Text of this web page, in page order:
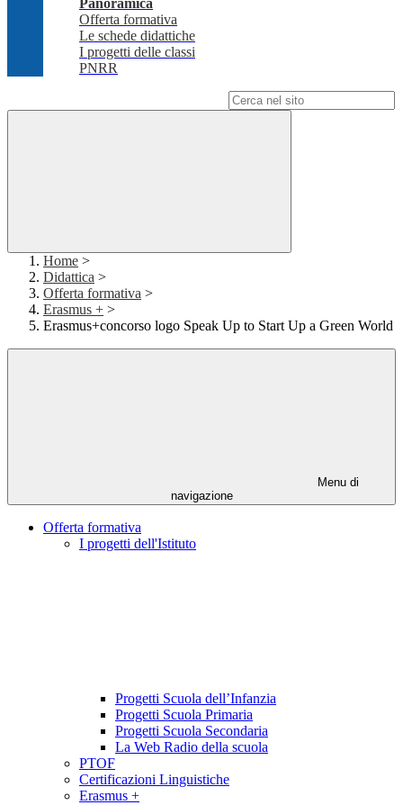
Panoramica
Offerta formativa
Le schede didattiche
I progetti delle classi
PNRR
Home >
Didattica >
Offerta formativa >
Erasmus + >
Erasmus+concorso logo Speak Up to Start Up a Green World
Menu di
navigazione
Offerta formativa
I progetti dell'Istituto
Progetti Scuola dell’Infanzia
Progetti Scuola Primaria
Progetti Scuola Secondaria
La Web Radio della scuola
PTOF
Certificazioni Linguistiche
Erasmus +